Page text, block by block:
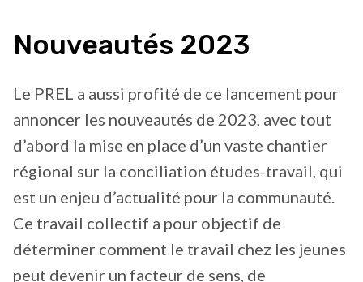
Nouveautés 2023
Le PREL a aussi profité de ce lancement pour
annoncer les nouveautés de 2023, avec tout
d’abord la mise en place d’un vaste chantier
régional sur la conciliation études-travail, qui
est un enjeu d’actualité pour la communauté.
Ce travail collectif a pour objectif de
déterminer comment le travail chez les jeunes
peut devenir un facteur de sens, de